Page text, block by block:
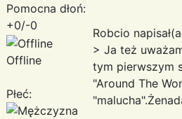
Pomocna dłoń:
+0/-0
Offline
Płeć:
Robcio
> Ja też
tym pierwszym
"Around The